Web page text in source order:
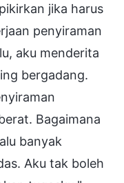
jika harus
penyiraman
aku menderita
bergadang.
Bagaimana
banyak
Aku tak boleh